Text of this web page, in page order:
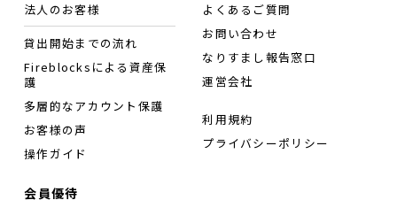
法人のお客様
貸出開始までの流れ
Fireblocksによる資産保
護
多層的なアカウント保護
お客様の声
操作ガイド
会員優待
よくあるご質問
お問い合わせ
なりすまし報告窓口
運営会社
利用規約
プライバシーポリシー